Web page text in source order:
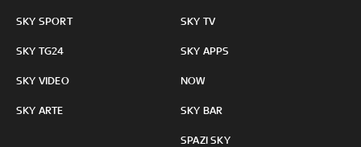
SKY SPORT
SKY TG24
SKY VIDEO
SKY ARTE
SKY TV
SKY APPS
NOW
SKY BAR
SPAZI SKY